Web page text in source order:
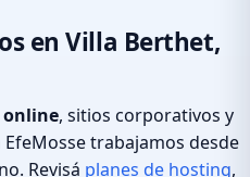
en Villa Berthet,
, sitios corporativos y
EfeMosse trabajamos desde
Revisá planes de hosting,